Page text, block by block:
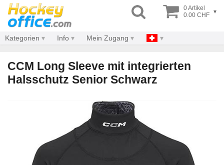
0 Artikel
0.00 CHF ▾
Kategorien Info Mein Zugang
CCM Long Sleeve mit integrierten
Halsschutz Senior Schwarz